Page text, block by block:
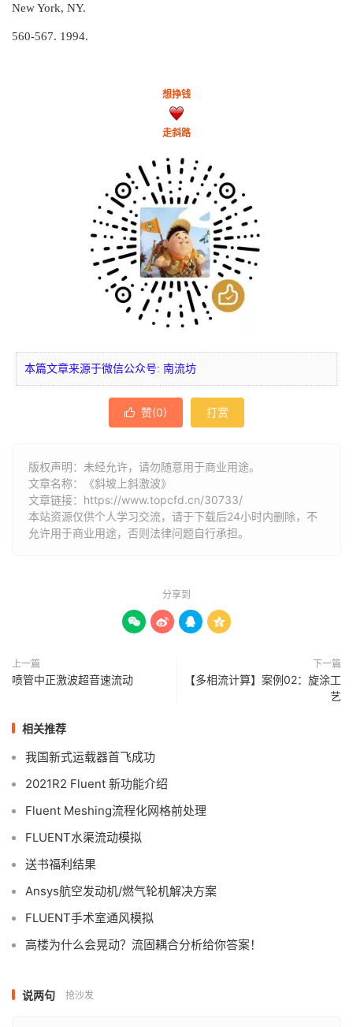
New York, NY.
560-567. 1994.
想挣钱
走斜路
本篇文章来源于微信公众号: 南流坊
 赞(0) 打赏
版权声明：未经允许，请勿随意用于商业用途。
文章名称：《斜坡上斜激波》
文章链接： https://www.topcfd.cn/30733/
本站资源仅供个人学习交流，请于下载后24小时内删除，不
允许用于商业用途，否则法律问题自行承担。
分享到
   
上一篇
喷管中正激波超音速流动
下一篇
【多相流计算】案例02：旋涂工
艺
相关推荐
我国新式运载器首飞成功
2021R2 Fluent 新功能介绍
Fluent Meshing流程化网格前处理
FLUENT水渠流动模拟
送书福利结果
Ansys航空发动机/燃气轮机解决方案
FLUENT手术室通风模拟
高楼为什么会晃动？流固耦合分析给你答案！
说两句 抢沙发